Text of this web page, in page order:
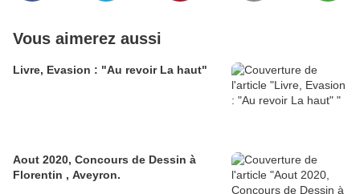
Vous aimerez aussi
Livre, Evasion : "Au revoir La haut"
Aout 2020, Concours de Dessin à
Florentin , Aveyron.